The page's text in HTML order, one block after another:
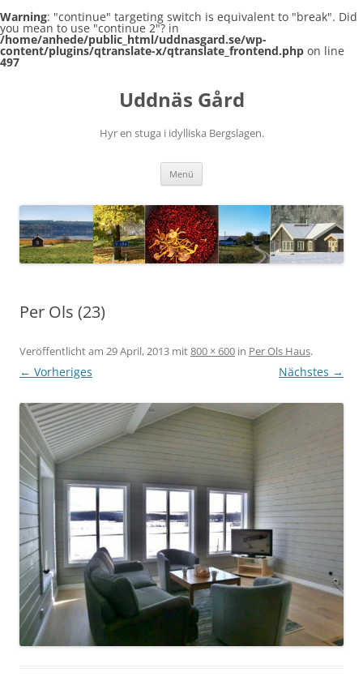
Warning: "continue" targeting switch is equivalent to "break". Did
you mean to use "continue 2"? in
/home/anhede/public_html/uddnasgard.se/wp-
content/plugins/qtranslate-x/qtranslate_frontend.php on line
497
Uddnäs Gård
Hyr en stuga i idylliska Bergslagen.
Menü
Per Ols (23)
Veröffentlicht am 29 April, 2013 mit800 × 600 in Per Ols Haus.
← Vorheriges Nächstes →